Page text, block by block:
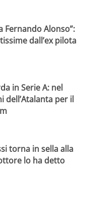
Fernando Alonso”:
dall’ex pilota
in Serie A: nel
dell’Atalanta per il
torna in sella alla
lo ha detto